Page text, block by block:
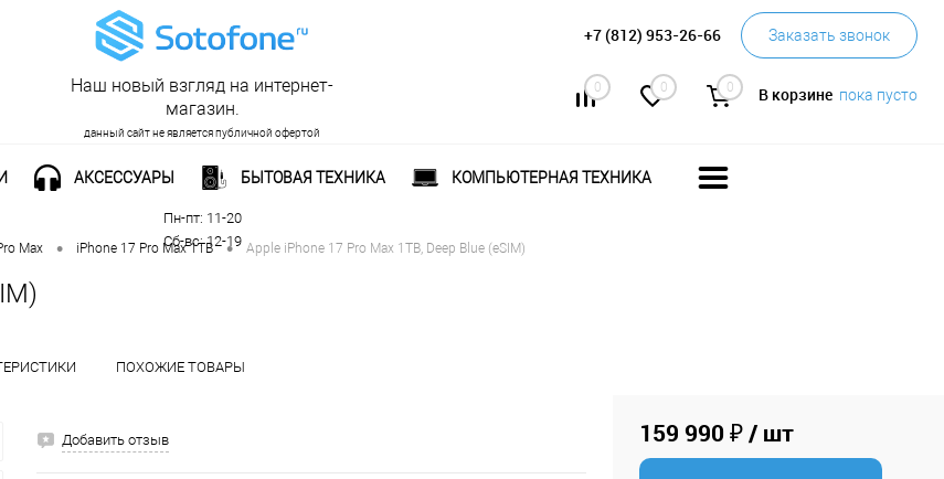
+7 (812) 953-26-66 Заказать звонок
0 0 0 В корзине пока пусто
Наш новый взгляд на интернет-
магазин.
данный сайт не является публичной офертой
Рабочее время:
Пн-пт: 11-20
Сб-вс: 12-19
АКСЕССУАРЫ БЫТОВАЯ ТЕХНИКА КОМПЬЮТЕРНАЯ ТЕХНИКА
Max • iPhone 17 Pro Max 1TB • Apple iPhone 17 Pro Max 1TB, Deep Blue (eSIM)
ПОХОЖИЕ ТОВАРЫ
Добавить отзыв 159 990 ₽/ шт